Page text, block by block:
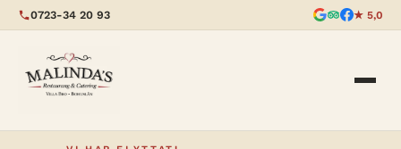
0723-34 20 93 ★ 5,0